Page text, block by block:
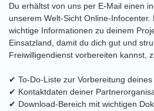
Du erhältst von uns per E-Mail einen
unserem Welt-Sicht Online-
wichtige Informationen zu deinem
Einsatzland, damit du dich gut und
Freiwilligendienst vorbereiten kannst,
✔ To-Do-Liste zur Vorbereitung
✔ Kontaktdaten deiner
✔ Download-Bereich mit wichtigen